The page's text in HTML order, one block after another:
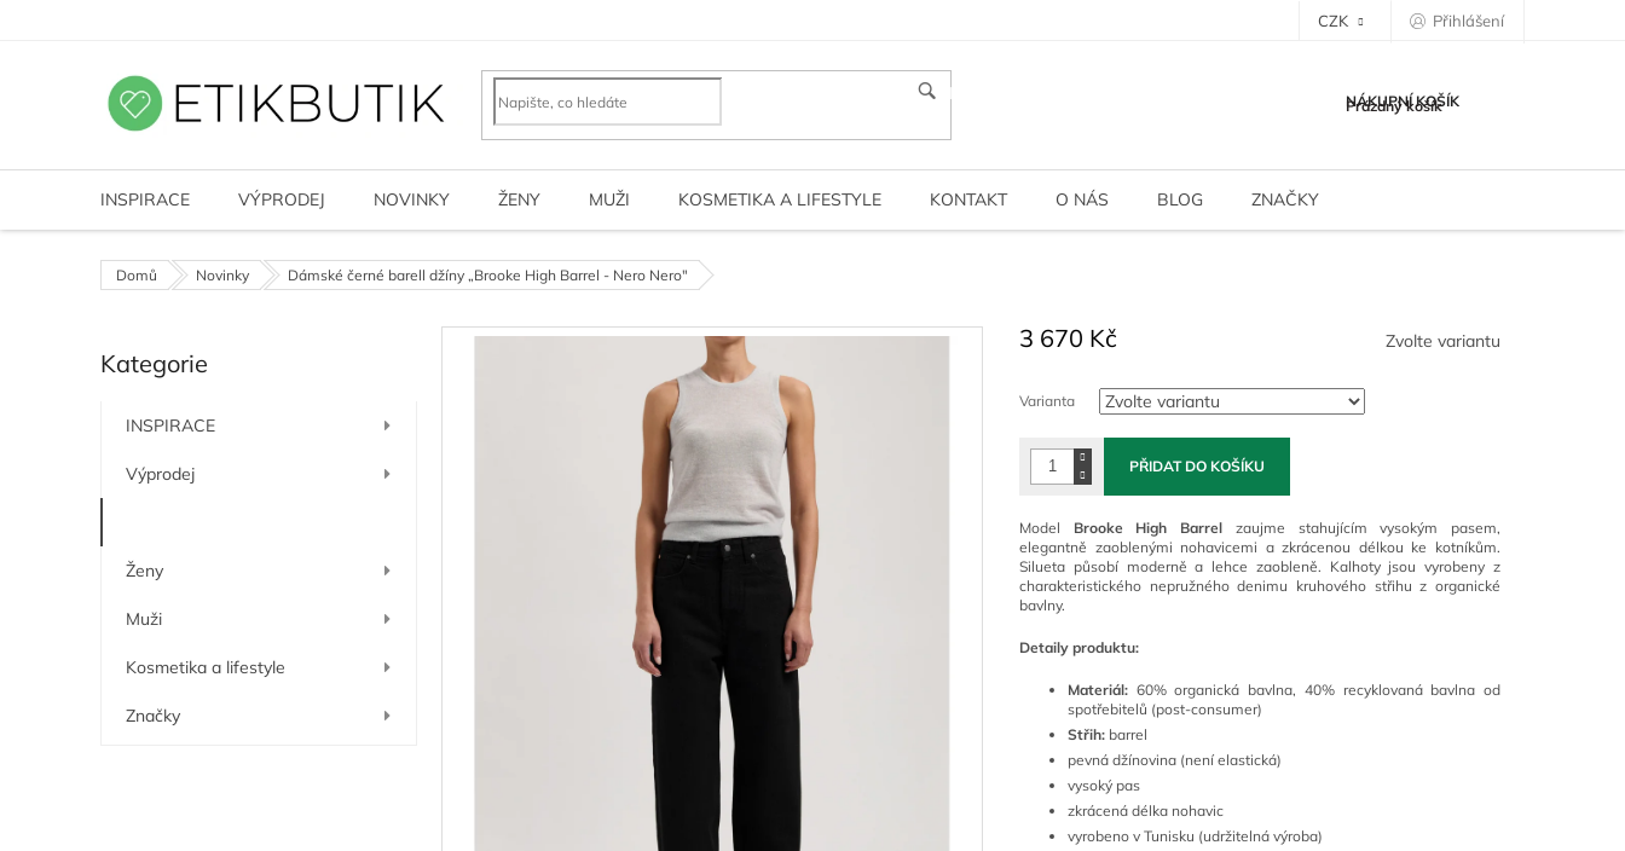
CZK Přihlášení
HLEDAT NÁKUPNÍ KOŠÍK
Prázdný košík
INSPIRACE VÝPRODEJ NOVINKY ŽENY MUŽI KOSMETIKA A LIFESTYLE KONTAKT O NÁS BLOG ZNAČKY
Domů Novinky Dámské černé barell džíny „Brooke High Barrel - Nero Nero"
o
n
í
Přeskočit
kategorie
Kategorie
INSPIRACE
Výprodej
Ženy
Muži
Kosmetika a lifestyle
Značky
3 670 Kč
cena:
Zvolte variantu
Varianta
PŘIDAT DO KOŠÍKU
Model Brooke High Barrel zaujme stahujícím vysokým pasem,
elegantně zaoblenými nohavicemi a zkrácenou délkou ke kotníkům.
Silueta působí moderně a lehce zaobleně. Kalhoty jsou vyrobeny z
charakteristického nepružného denimu kruhového střihu z organické
bavlny.
Detaily produktu:
Materiál: 60% organická bavlna, 40% recyklovaná bavlna od
spotřebitelů (post-consumer)
Střih: barrel
pevná džínovina (není elastická)
vysoký pas
zkrácená délka nohavic
vyrobeno v Tunisku (udržitelná výroba)